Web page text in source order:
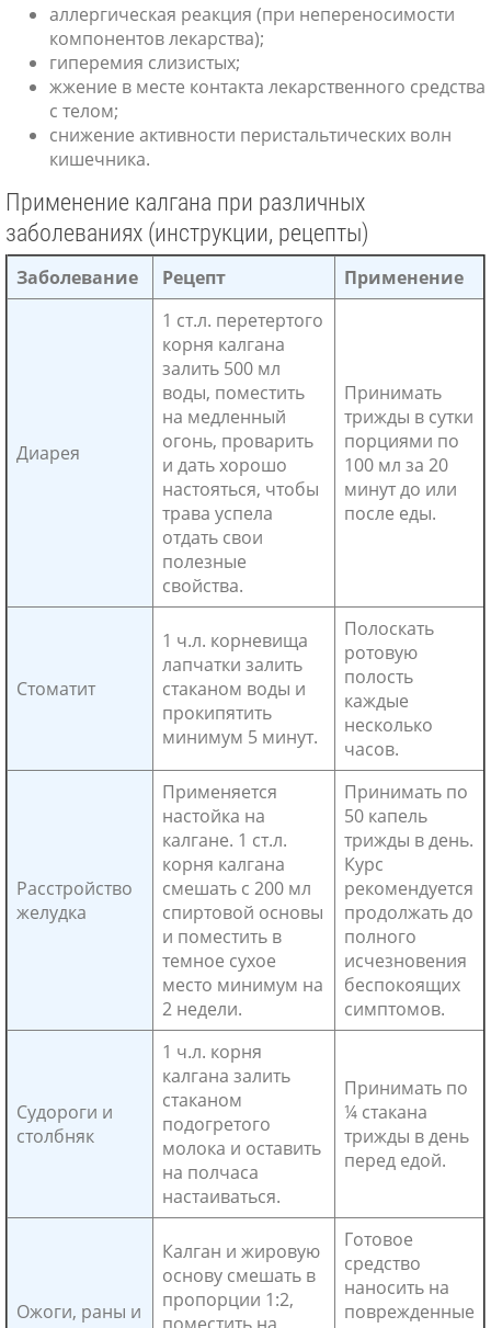
аллергическая реакция (при непереносимости
компонентов лекарства);
гиперемия слизистых;
жжение в месте контакта лекарственного средства
с телом;
снижение активности перистальтических волн
кишечника.
Применение калгана при различных
заболеваниях (инструкции, рецепты)
Заболевание Рецепт Применение
Диарея
1 ст.л. перетертого
корня калгана
залить 500 мл
воды, поместить
на медленный
огонь, проварить
и дать хорошо
настояться, чтобы
трава успела
отдать свои
полезные
свойства.
Принимать
трижды в сутки
порциями по
100 мл за 20
минут до или
после еды.
Стоматит
1 ч.л. корневища
лапчатки залить
стаканом воды и
прокипятить
минимум 5 минут.
Полоскать
ротовую
полость
каждые
несколько
часов.
Расстройство
желудка
Применяется
настойка на
калгане. 1 ст.л.
корня калгана
смешать с 200 мл
спиртовой основы
и поместить в
темное сухое
место минимум на
2 недели.
Принимать по
50 капель
трижды в день.
Курс
рекомендуется
продолжать до
полного
исчезновения
беспокоящих
симптомов.
Судороги и
столбняк
1 ч.л. корня
калгана залить
стаканом
подогретого
молока и оставить
на полчаса
настаиваться.
Принимать по
¼ стакана
трижды в день
перед едой.
Ожоги, раны и
Калган и жировую
основу смешать в
пропорции 1:2,
Готовое
средство
наносить на
поврежденные